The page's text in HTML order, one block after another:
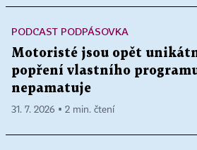
PODCAST PODPÁSOVKA
Motoristé jsou opět
popření vlastního
nepamatuje
31. 7. 2026 ▪ 2 min. čtení